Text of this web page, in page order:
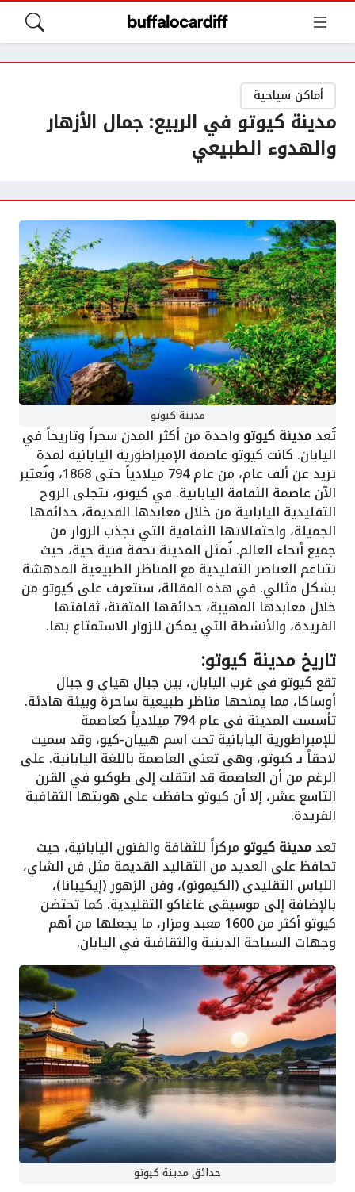
أماكن سياحية
مدينة كيوتو في الربيع: جمال الأزهار
والهدوء الطبيعي
مدينة كيوتو
تُعدمدينة كيوتو واحدة من أكثر المدن سحراً وتاريخاً في
اليابان. كانت كيوتو عاصمة الإمبراطورية اليابانية لمدة
تزيد عن ألف عام، من عام 794 ميلادياً حتى 1868، وتُعتبر
الآن عاصمة الثقافة اليابانية. في كيوتو، تتجلى الروح
التقليدية اليابانية من خلال معابدها القديمة، حدائقها
الجميلة، واحتفالاتها الثقافية التي تجذب الزوار من
جميع أنحاء العالم. تُمثل المدينة تحفة فنية حية، حيث
تتناغم العناصر التقليدية مع المناظر الطبيعية المدهشة
بشكل مثالي. في هذه المقالة، سنتعرف على كيوتو من
خلال معابدها المهيبة، حدائقها المتقنة، ثقافتها
الفريدة، والأنشطة التي يمكن للزوار الاستمتاع بها.
تاريخ مدينة كيوتو:
تقع كيوتو في غرب اليابان، بين جبال هياي و جبال
أوساكا، مما يمنحها مناظر طبيعية ساحرة وبيئة هادئة.
تأسست المدينة في عام 794 ميلادياً كعاصمة
للإمبراطورية اليابانية تحت اسم هييان-كيو، وقد سميت
لاحقاً بـ كيوتو، وهي تعني العاصمة باللغة اليابانية. على
الرغم من أن العاصمة قد انتقلت إلى طوكيو في القرن
التاسع عشر، إلا أن كيوتو حافظت على هويتها الثقافية
الفريدة.
تعدمدينة كيوتو مركزاً للثقافة والفنون اليابانية، حيث
تحافظ على العديد من التقاليد القديمة مثل فن الشاي،
اللباس التقليدي (الكيمونو)، وفن الزهور (إيكيبانا)،
بالإضافة إلى موسيقى غاغاكو التقليدية. كما تحتضن
كيوتو أكثر من 1600 معبد ومزار، ما يجعلها من أهم
وجهات السياحة الدينية والثقافية في اليابان.
حدائق مدينة كيوتو